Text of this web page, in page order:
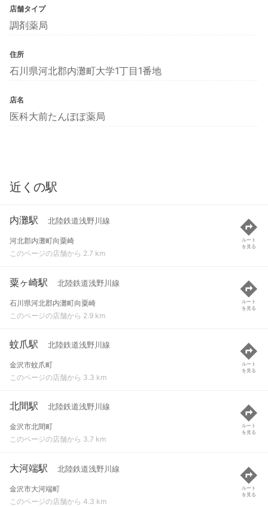
店舗タイプ
調剤薬局
住所
石川県河北郡内灘町大学1丁目1番地
店名
医科大前たんぽぽ薬局
近くの駅
内灘駅 北陸鉄道浅野川線
河北郡内灘町向粟崎
このページの店舗から 2.7 km
ルート
を見る
粟ヶ崎駅 北陸鉄道浅野川線
石川県河北郡内灘町向粟崎
このページの店舗から 2.9 km
ルート
を見る
蚊爪駅 北陸鉄道浅野川線
金沢市蚊爪町
このページの店舗から 3.3 km
ルート
を見る
北間駅 北陸鉄道浅野川線
金沢市北間町
このページの店舗から 3.7 km
ルート
を見る
大河端駅 北陸鉄道浅野川線
金沢市大河端町
このページの店舗から 4.3 km
ルート
を見る